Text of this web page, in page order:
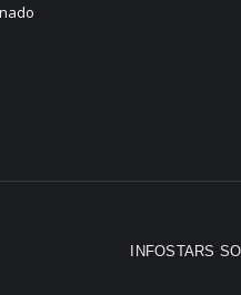
INFOSTARS